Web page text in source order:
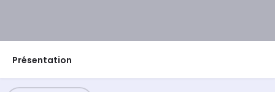
Présentation